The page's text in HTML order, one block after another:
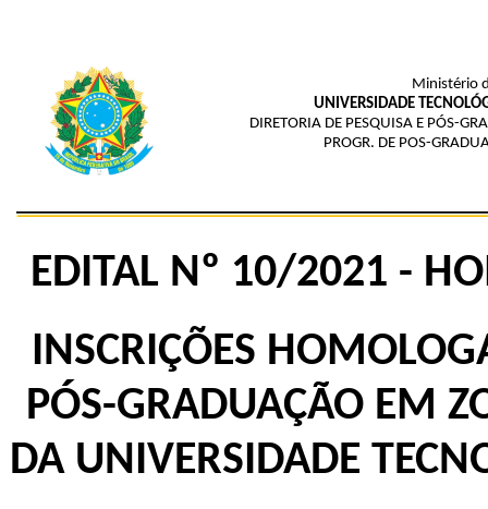
Ministério
UNIVERSIDADE
DIRETORIA DE PESQUISA E PÓS-
PROGR. DE POS-
EDITAL Nº 10/2021 -
INSCRIÇÕES
PÓS-GRADUAÇÃO EM
DA UNIVERSIDADE